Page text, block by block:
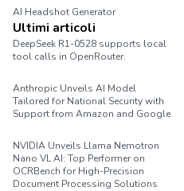
AI Headshot Generator
Ultimi articoli
DeepSeek R1-0528 supports local
tool calls in OpenRouter.
Anthropic Unveils AI Model
Tailored for National Security with
Support from Amazon and Google
NVIDIA Unveils Llama Nemotron
Nano VL AI: Top Performer on
OCRBench for High-Precision
Document Processing Solutions